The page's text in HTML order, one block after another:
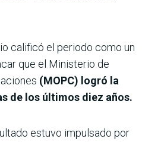
calificó el periodo como un
que el Ministerio de
(MOPC) logró la
de los últimos diez años.
estuvo impulsado por